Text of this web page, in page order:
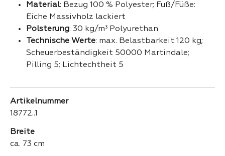
Material: Bezug 100 % Polyester; Fuß/Füße:
Eiche Massivholz lackiert
Polsterung: 30 kg/m³ Polyurethan
Technische Werte: max. Belastbarkeit 120 kg;
Scheuerbeständigkeit 50000 Martindale;
Pilling 5; Lichtechtheit 5
Artikelnummer
18772..1
Breite
ca. 73 cm